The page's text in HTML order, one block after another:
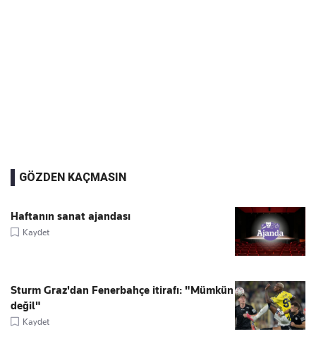
GÖZDEN KAÇMASIN
Haftanın sanat ajandası
Kaydet
Sturm Graz'dan Fenerbahçe itirafı: "Mümkün
değil"
Kaydet